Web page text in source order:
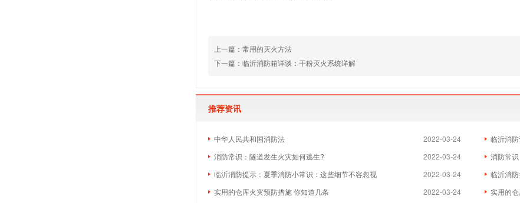
上一篇： 常用的灭火方法
下一篇： 临沂消防箱详谈：干粉灭火系统详解
推荐资讯
2022-03-24
中华人民共和国消防法
临沂消
2022-03-24
消防常识：隧道发生火灾如何逃生?
消防常
2022-03-24
临沂消防提示：夏季消防小常识：这些细节不容忽视
临沂消
2022-03-24
实用的仓库火灾预防措施 你知道几条 实用的